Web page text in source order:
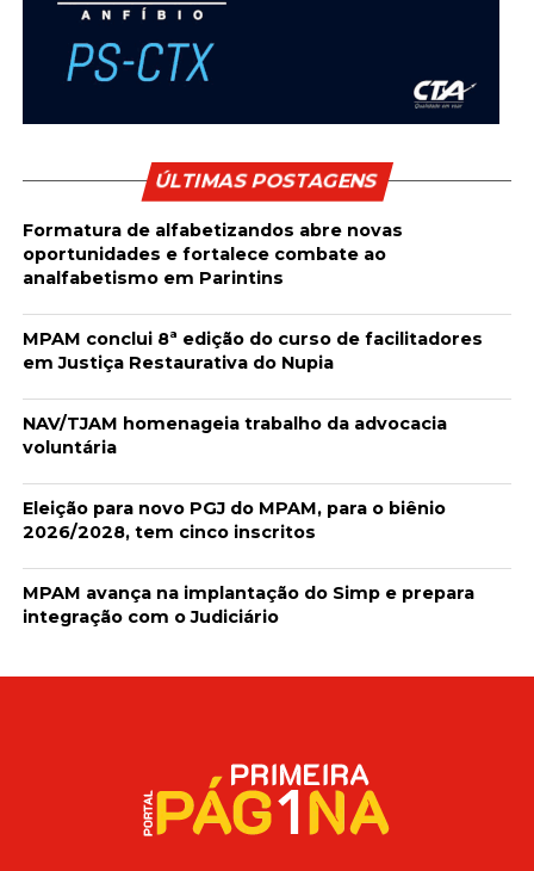
ÚLTIMAS POSTAGENS
Formatura de alfabetizandos abre novas
oportunidades e fortalece combate ao
analfabetismo em Parintins
MPAM conclui 8ª edição do curso de facilitadores
em Justiça Restaurativa do Nupia
NAV/TJAM homenageia trabalho da advocacia
voluntária
Eleição para novo PGJ do MPAM, para o biênio
2026/2028, tem cinco inscritos
MPAM avança na implantação do Simp e prepara
integração com o Judiciário